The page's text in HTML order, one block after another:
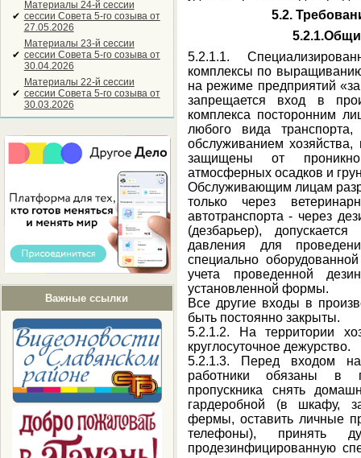
✔
Материалы 24-й сессии
сессии Совета 5-го созыва от
27.05.2026
✔
Материалы 23-й сессии
сессии Совета 5-го созыва от
30.04.2026
✔
Материалы 22-й сессии
сессии Совета 5-го созыва от
30.03.2026
Важные ссылки
5.2.
5.2.1.1.
комплексы по
на режиме предприятий
запрещается вход в
комплекса посторонним
любого вида
обслуживанием хозяйства,
защищены от
атмосферных осадков и
Обслуживающим лицам
только через
автотранспорта - через
(дезбарьер),
давления для
специально
учета проведенной
установленной формы.
Все другие входы в
быть постоянно закрыты.
5.2.1.2. На территории
круглосуточное дежурство.
5.2.1.3. Перед входом на
работники обязаны в
пропускника снять
гардеробной (в шкафу,
фермы, оставить личные
телефоны), принять
продезинфицированную